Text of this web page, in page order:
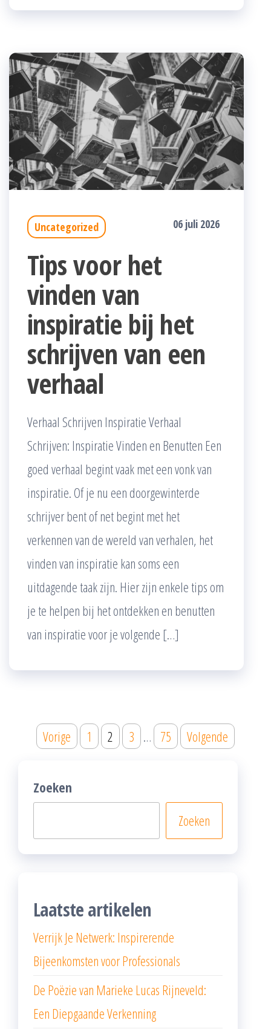
Uncategorized 06 juli 2026
Tips voor het
vinden van
inspiratie bij het
schrijven van een
verhaal
Verhaal Schrijven Inspiratie Verhaal
Schrijven: Inspiratie Vinden en Benutten Een
goed verhaal begint vaak met een vonk van
inspiratie. Of je nu een doorgewinterde
schrijver bent of net begint met het
verkennen van de wereld van verhalen, het
vinden van inspiratie kan soms een
uitdagende taak zijn. Hier zijn enkele tips om
je te helpen bij het ontdekken en benutten
van inspiratie voor je volgende […]
Posts
pagination
Vorige 1 2 3 … 75 Volgende
Zoeken
Zoeken
Laatste artikelen
Verrijk Je Netwerk: Inspirerende
Bijeenkomsten voor Professionals
De Poëzie van Marieke Lucas Rijneveld:
Een Diepgaande Verkenning